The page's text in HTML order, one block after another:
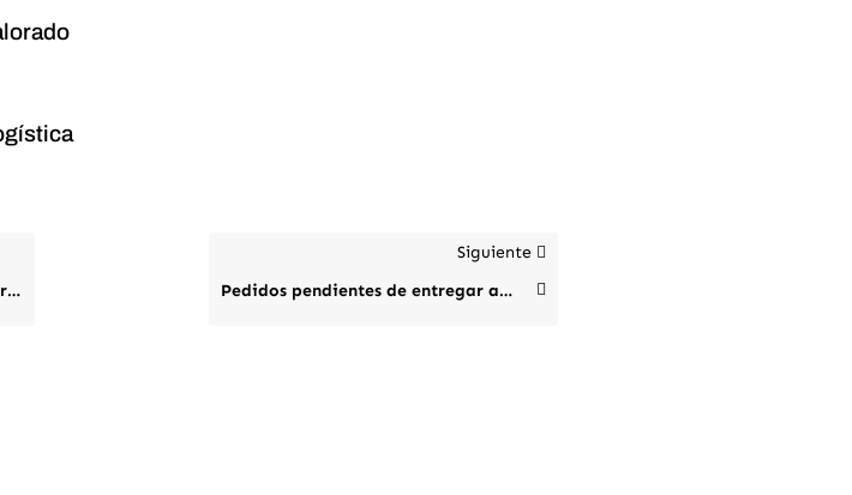
Siguiente
Pedidos pendientes de entregar agrupados